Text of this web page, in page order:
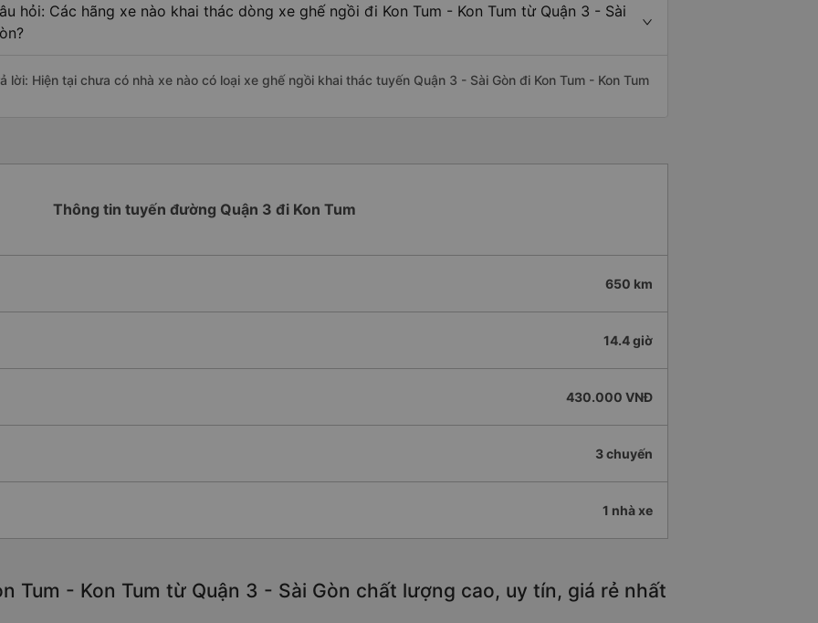
hỏi: Các hãng xe nào khai thác dòng xe ghế ngồi đi Kon Tum - Kon Tum từ Quận 3 - Sài
lời: Hiện tại chưa có nhà xe nào có loại xe ghế ngồi khai thác tuyến Quận 3 - Sài Gòn đi Kon Tum - Kon Tum
Thông tin tuyến đường Quận 3 đi Kon Tum
650 km
14.4 giờ
430.000 VNĐ
3 chuyến
1 nhà xe
Tum - Kon Tum từ Quận 3 - Sài Gòn chất lượng cao, uy tín, giá rẻ nhất